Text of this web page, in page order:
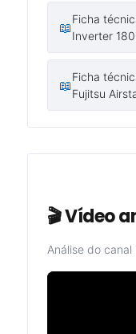
📖
Ficha
Inverter
📖
Ficha
Fujitsu
🎬 Vídeo
Análise do canal